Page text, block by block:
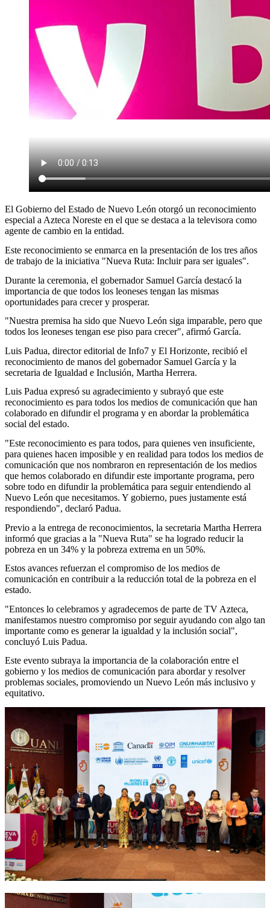
El Gobierno del Estado de Nuevo León otorgó un reconocimiento
especial a Azteca Noreste en el que se destaca a la televisora como
agente de cambio en la entidad.
Este reconocimiento se enmarca en la presentación de los tres años
de trabajo de la iniciativa "Nueva Ruta: Incluir para ser iguales".
Durante la ceremonia, el gobernador Samuel García destacó la
importancia de que todos los leoneses tengan las mismas
oportunidades para crecer y prosperar.
"Nuestra premisa ha sido que Nuevo León siga imparable, pero que
todos los leoneses tengan ese piso para crecer", afirmó García.
Luis Padua, director editorial de Info7 y El Horizonte, recibió el
reconocimiento de manos del gobernador Samuel García y la
secretaria de Igualdad e Inclusión, Martha Herrera.
Luis Padua expresó su agradecimiento y subrayó que este
reconocimiento es para todos los medios de comunicación que han
colaborado en difundir el programa y en abordar la problemática
social del estado.
"Este reconocimiento es para todos, para quienes ven insuficiente,
para quienes hacen imposible y en realidad para todos los medios de
comunicación que nos nombraron en representación de los medios
que hemos colaborado en difundir este importante programa, pero
sobre todo en difundir la problemática para seguir entendiendo al
Nuevo León que necesitamos. Y gobierno, pues justamente está
respondiendo", declaró Padua.
Previo a la entrega de reconocimientos, la secretaria Martha Herrera
informó que gracias a la "Nueva Ruta" se ha logrado reducir la
pobreza en un 34% y la pobreza extrema en un 50%.
Estos avances refuerzan el compromiso de los medios de
comunicación en contribuir a la reducción total de la pobreza en el
estado.
"Entonces lo celebramos y agradecemos de parte de TV Azteca,
manifestamos nuestro compromiso por seguir ayudando con algo tan
importante como es generar la igualdad y la inclusión social",
concluyó Luis Padua.
Este evento subraya la importancia de la colaboración entre el
gobierno y los medios de comunicación para abordar y resolver
problemas sociales, promoviendo un Nuevo León más inclusivo y
equitativo.